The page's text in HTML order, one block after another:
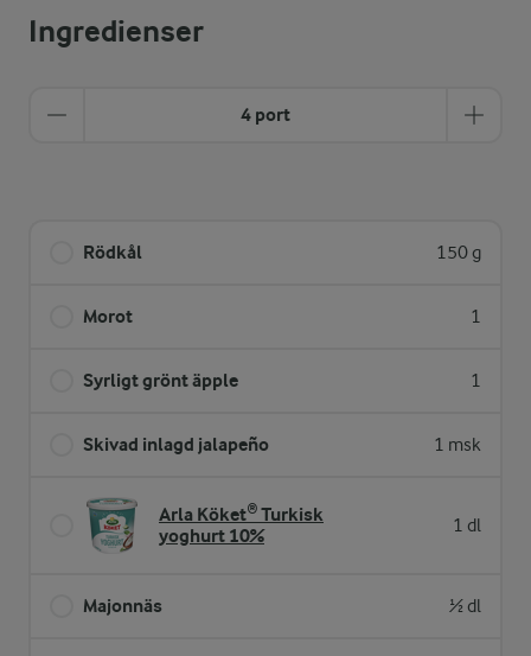
Ingredienser
4 port
Rödkål 150 g
Morot 1
Syrligt grönt äpple 1
Skivad inlagd jalapeño 1 msk
Arla Köket® Turkisk
yoghurt 10%
1 dl
Majonnäs ½ dl